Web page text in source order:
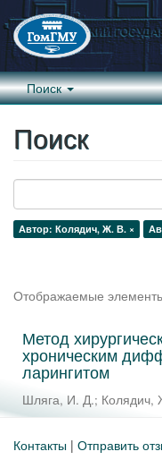
Поиск
Поиск
Автор: Колядич, Ж. В. ×
Отображаемые
Метод
хроническим
ларингитом
Шляга, И. Д.; Колядич,
Контакты | Отправить